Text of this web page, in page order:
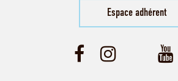
Espace adhérent